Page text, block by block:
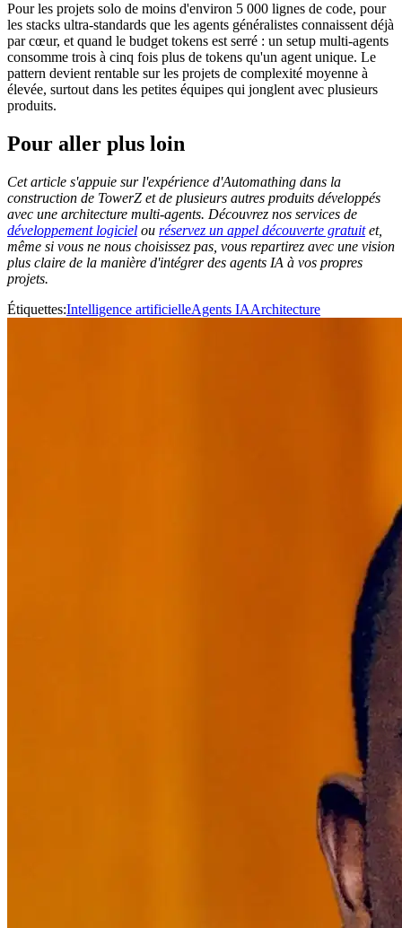
Pour les projets solo de moins d'environ 5 000 lignes de code, pour
les stacks ultra-standards que les agents généralistes connaissent déjà
par cœur, et quand le budget tokens est serré : un setup multi-agents
consomme trois à cinq fois plus de tokens qu'un agent unique. Le
pattern devient rentable sur les projets de complexité moyenne à
élevée, surtout dans les petites équipes qui jonglent avec plusieurs
produits.
Pour aller plus loin
Cet article s'appuie sur l'expérience d'Automathing dans la
construction de TowerZ et de plusieurs autres produits développés
avec une architecture multi-agents. Découvrez nos services de
développement logiciel ou réservez un appel découverte gratuitet,
même si vous ne nous choisissez pas, vous repartirez avec une vision
plus claire de la manière d'intégrer des agents IA à vos propres
projets.
Étiquettes:Intelligence artificielleAgents IAArchitecture